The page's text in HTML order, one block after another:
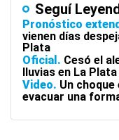
Seguí
Pronóstico
vienen días
Plata
Oficial
Cesó el
lluvias en La
Video Un choque
evacuar una